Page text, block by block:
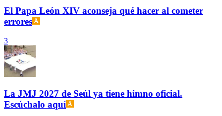
El Papa León XIV aconseja qué hacer al cometer
errores
3
La JMJ 2027 de Seúl ya tiene himno oficial.
Escúchalo aquí